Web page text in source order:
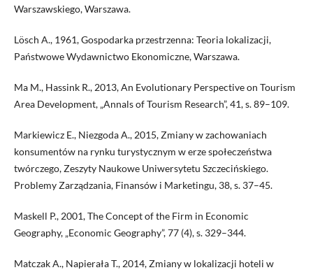
Warszawskiego, Warszawa.
Lösch A., 1961, Gospodarka przestrzenna: Teoria lokalizacji,
Państwowe Wydawnictwo Ekonomiczne, Warszawa.
Ma M., Hassink R., 2013, An Evolutionary Perspective on Tourism
Area Development, „Annals of Tourism Research”, 41, s. 89–109.
Markiewicz E., Niezgoda A., 2015, Zmiany w zachowaniach
konsumentów na rynku turystycznym w erze społeczeństwa
twórczego, Zeszyty Naukowe Uniwersytetu Szczecińskiego.
Problemy Zarządzania, Finansów i Marketingu, 38, s. 37–45.
Maskell P., 2001, The Concept of the Firm in Economic
Geography, „Economic Geography”, 77 (4), s. 329–344.
Matczak A., Napierała T., 2014, Zmiany w lokalizacji hoteli w